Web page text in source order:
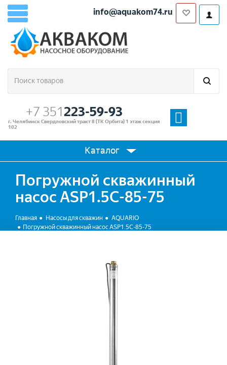
info@aquakom74.ru
+7 351223-59-93
г. Челябинск Свердловский тракт 8 (ТК Орбита) 1 этаж секция
102
Каталог
Погружной скважинный
насос ASP1.5С-85-75
Главная Насосы для скважин
AQUARIO
Погружной скважинный насос ASP1.5С-85-75